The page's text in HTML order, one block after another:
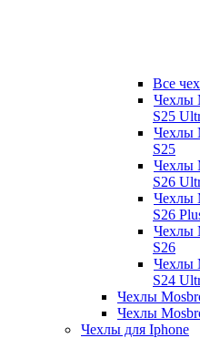
Все
Чехлы
S25
Чехлы
S25
Чехлы
S26
Чехлы
S26
Чехлы
S26
Чехлы
S24
Чехлы
Чехлы
Чехлы для Iphone